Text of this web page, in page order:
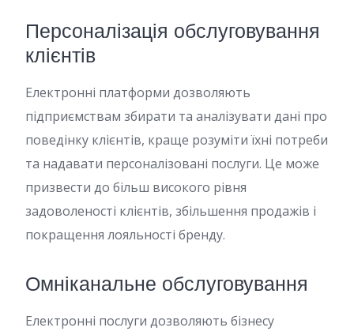
Персоналізація обслуговування
клієнтів
Електронні платформи дозволяють
підприємствам збирати та аналізувати дані про
поведінку клієнтів, краще розуміти їхні потреби
та надавати персоналізовані послуги. Це може
призвести до більш високого рівня
задоволеності клієнтів, збільшення продажів і
покращення лояльності бренду.
Омніканальне обслуговування
Електронні послуги дозволяють бізнесу